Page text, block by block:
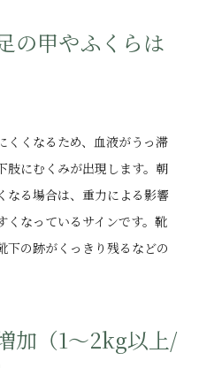
の甲やふくらは
くくなるため、血液がうっ滞
肢にむくみが出現します。朝
なる場合は、重力による影響
くなっているサインです。靴
下の跡がくっきり残るなどの
加（1～2kg以上/